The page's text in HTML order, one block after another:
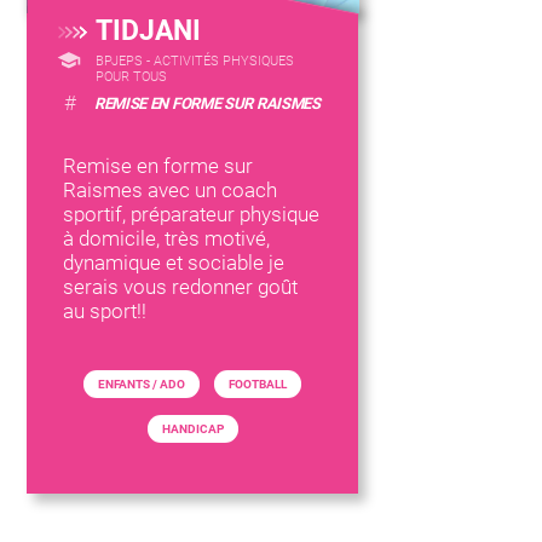
TIDJANI
BPJEPS - ACTIVITÉS PHYSIQUES
POUR TOUS
# REMISE EN FORME SUR RAISMES
Remise en forme sur
Raismes avec un coach
sportif, préparateur physique
à domicile, très motivé,
dynamique et sociable je
serais vous redonner goût
au sport!!
ENFANTS / ADO FOOTBALL
HANDICAP